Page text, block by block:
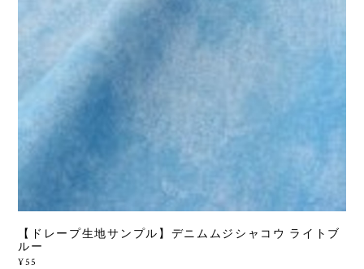
【ドレープ生地サンプル】デニムムジシャコウ ライトブ
ルー
¥55